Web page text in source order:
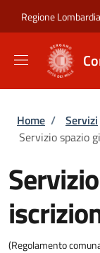
Regione Lombardia
Briciole
Home / Servizi
Servizio spazio
(Regolamento